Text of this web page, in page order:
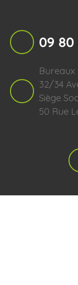
09
Bureaux :
32/34
Siège
50 Rue